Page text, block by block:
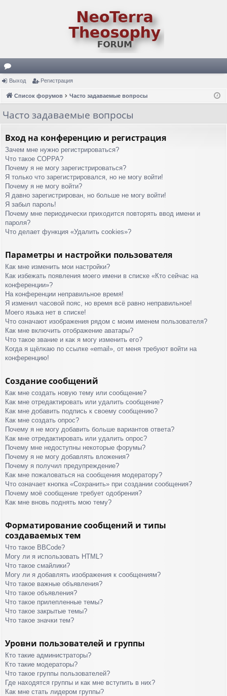
ор
ум
ы
Выход Регистрация
Список форумов Часто задаваемые вопросы
Часто задаваемые вопросы
Вход на конференцию и регистрация
Зачем мне нужно регистрироваться?
Что такое COPPA?
Почему я не могу зарегистрироваться?
Я только что зарегистрировался, но не могу войти!
Почему я не могу войти?
Я давно зарегистрирован, но больше не могу войти!
Я забыл пароль!
Почему мне периодически приходится повторять ввод имени и
пароля?
Что делает функция «Удалить cookies»?
Параметры и настройки пользователя
Как мне изменить мои настройки?
Как избежать появления моего имени в списке «Кто сейчас на
конференции»?
На конференции неправильное время!
Я изменил часовой пояс, но время всё равно неправильное!
Моего языка нет в списке!
Что означают изображения рядом с моим именем пользователя?
Как мне включить отображение аватары?
Что такое звание и как я могу изменить его?
Когда я щёлкаю по ссылке «email», от меня требуют войти на
конференцию!
Создание сообщений
Как мне создать новую тему или сообщение?
Как мне отредактировать или удалить сообщение?
Как мне добавить подпись к своему сообщению?
Как мне создать опрос?
Почему я не могу добавить больше вариантов ответа?
Как мне отредактировать или удалить опрос?
Почему мне недоступны некоторые форумы?
Почему я не могу добавлять вложения?
Почему я получил предупреждение?
Как мне пожаловаться на сообщения модератору?
Что означает кнопка «Сохранить» при создании сообщения?
Почему моё сообщение требует одобрения?
Как мне вновь поднять мою тему?
Форматирование сообщений и типы
создаваемых тем
Что такое BBCode?
Могу ли я использовать HTML?
Что такое смайлики?
Могу ли я добавлять изображения к сообщениям?
Что такое важные объявления?
Что такое объявления?
Что такое прилепленные темы?
Что такое закрытые темы?
Что такое значки тем?
Уровни пользователей и группы
Кто такие администраторы?
Кто такие модераторы?
Что такое группы пользователей?
Где находятся группы и как мне вступить в них?
Как мне стать лидером группы?